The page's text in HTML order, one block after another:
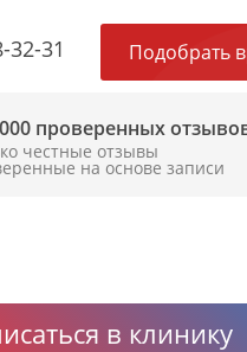
32-31 Подобрать
проверенных
честные отзывы
на основе записи
в клинику